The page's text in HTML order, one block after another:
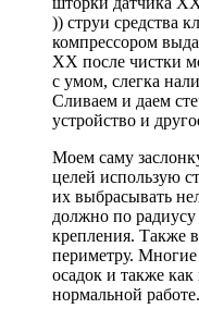
)) струи средства
компрессором
ХХ после чистки
с умом, слегка
Сливаем и даем
устройство и
Моем саму
целей использую
их выбрасывать
должно по радиусу
крепления. Также
периметру. Многие
осадок и также как
нормальной работе.